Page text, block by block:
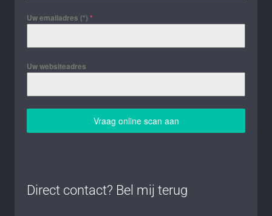
Uw emailadres (*) *
Uw websiteadres
Vraag online scan aan
Direct contact? Bel mij terug